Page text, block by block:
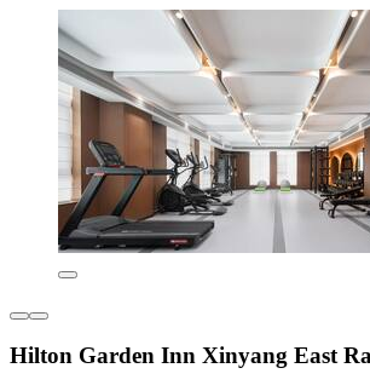
Hilton Garden Inn Xinyang East